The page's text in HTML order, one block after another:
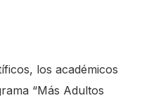
los académicos
“Más Adultos